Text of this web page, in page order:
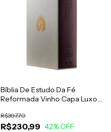
Bíblia De Estudo Da Fé
Reformada Vinho Capa Luxo
R$230,99
R$397,70
42% OFF